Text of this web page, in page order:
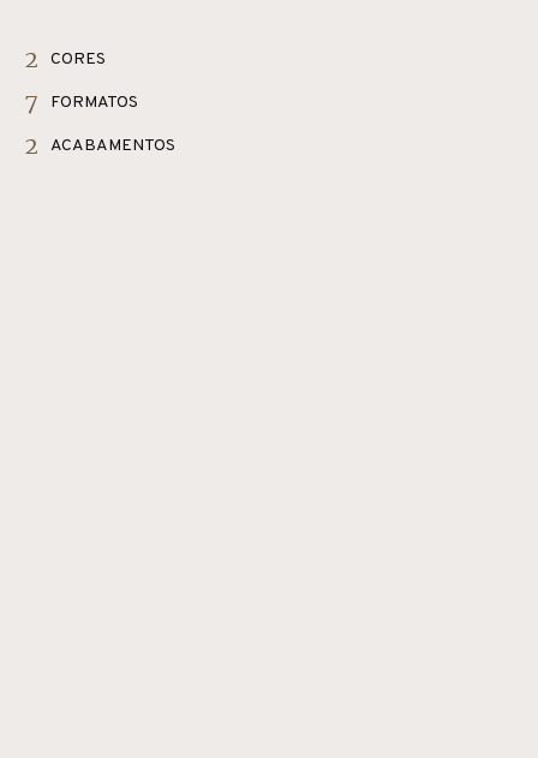
2 CORES
7 FORMATOS
2 ACABAMENTOS